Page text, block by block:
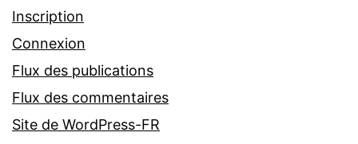
Inscription
Connexion
Flux des publications
Flux des commentaires
Site de WordPress-FR